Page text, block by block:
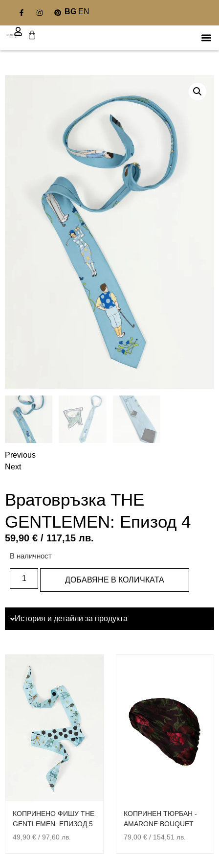
BG EN
Previous
Next
Вратовръзка THE
GENTLEMEN: Епизод 4
59,90 € / 117,15 лв.
В наличност
ДОБАВЯНЕ В КОЛИЧКАТА
История и детайли за продукта
КОПРИНЕНО ФИШУ THE
GENTLEMEN: ЕПИЗОД 5
49,90 € / 97,60 лв.
КОПРИНЕН ТЮРБАН -
AMARONE BOUQUET
79,00 €/ 154,51 лв.